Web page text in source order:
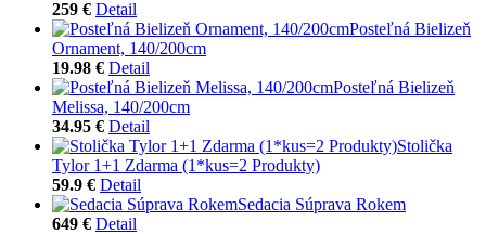
259 € Detail
Posteľná Bielizeň
Ornament, 140/200cm
19.98 € Detail
Posteľná Bielizeň
Melissa, 140/200cm
34.95 € Detail
Stolička
Tylor 1+1 Zdarma (1*kus=2 Produkty)
59.9 € Detail
Sedacia Súprava Rokem
649 € Detail